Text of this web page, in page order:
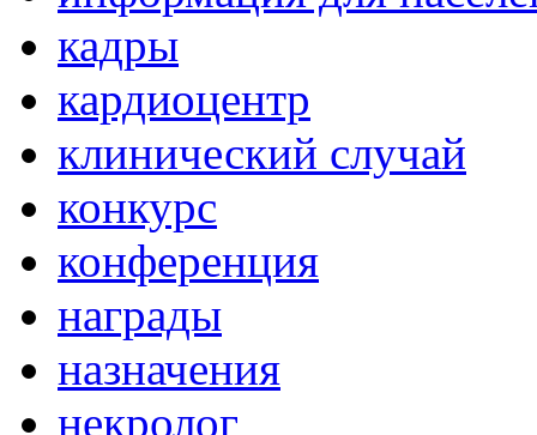
кадры
кардиоцентр
клинический случай
конкурс
конференция
награды
назначения
некролог